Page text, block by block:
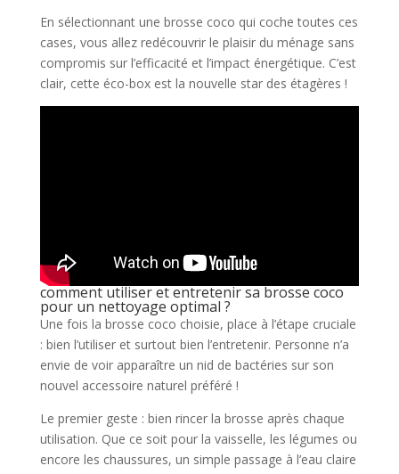
En sélectionnant une brosse coco qui coche toutes ces
cases, vous allez redécouvrir le plaisir du ménage sans
compromis sur l’efficacité et l’impact énergétique. C’est
clair, cette éco-box est la nouvelle star des étagères !
comment utiliser et entretenir sa brosse coco
pour un nettoyage optimal ?
Une fois la brosse coco choisie, place à l’étape cruciale
: bien l’utiliser et surtout bien l’entretenir. Personne n’a
envie de voir apparaître un nid de bactéries sur son
nouvel accessoire naturel préféré !
Le premier geste : bien rincer la brosse après chaque
utilisation. Que ce soit pour la vaisselle, les légumes ou
encore les chaussures, un simple passage à l’eau claire